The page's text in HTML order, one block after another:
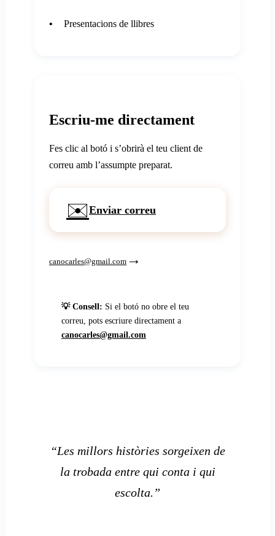
Presentacions de llibres
Escriu-me directament
Fes clic al botó i s’obrirà el teu client de
correu amb l’assumpte preparat.
✉️Enviar correu
canocarles@gmail.com →
💡 Consell: Si el botó no obre el teu
correu, pots escriure directament a
canocarles@gmail.com
“Les millors històries sorgeixen de
la trobada entre qui conta i qui
escolta.”